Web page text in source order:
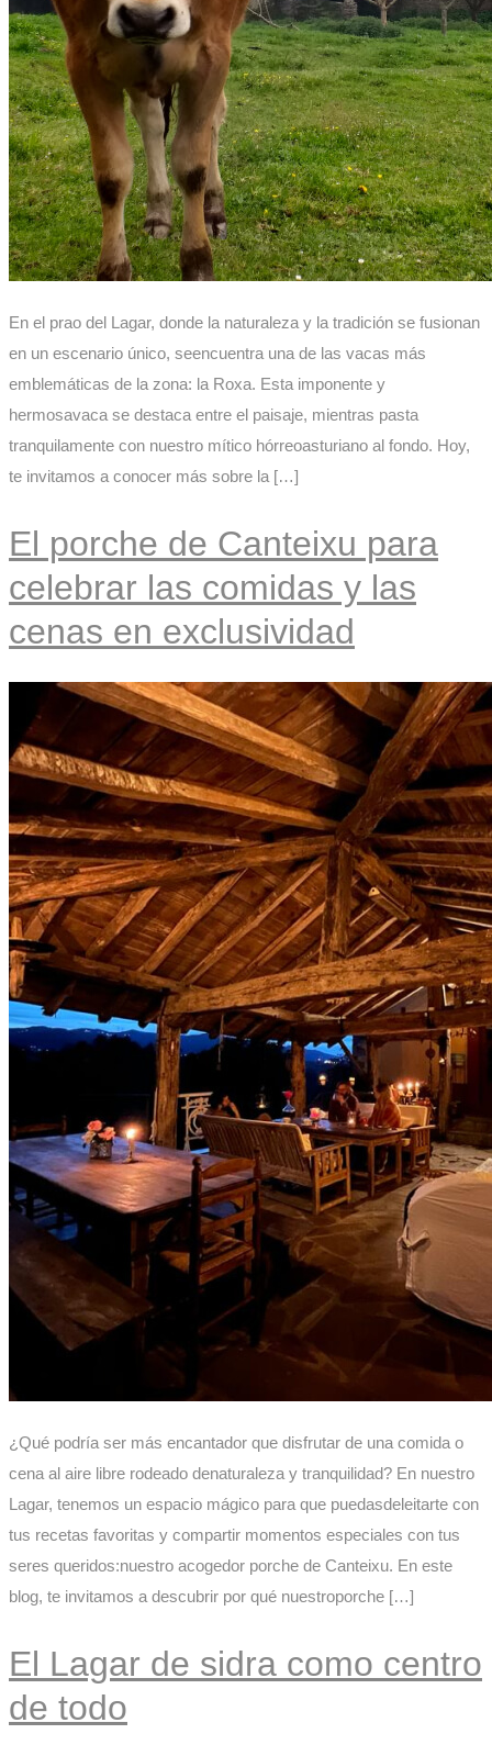
En el prao del Lagar, donde la naturaleza y la tradición se fusionan
en un escenario único, seencuentra una de las vacas más
emblemáticas de la zona: la Roxa. Esta imponente y
hermosavaca se destaca entre el paisaje, mientras pasta
tranquilamente con nuestro mítico hórreoasturiano al fondo. Hoy,
te invitamos a conocer más sobre la […]
El porche de Canteixu para
celebrar las comidas y las
cenas en exclusividad
¿Qué podría ser más encantador que disfrutar de una comida o
cena al aire libre rodeado denaturaleza y tranquilidad? En nuestro
Lagar, tenemos un espacio mágico para que puedasdeleitarte con
tus recetas favoritas y compartir momentos especiales con tus
seres queridos:nuestro acogedor porche de Canteixu. En este
blog, te invitamos a descubrir por qué nuestroporche […]
El Lagar de sidra como centro
de todo